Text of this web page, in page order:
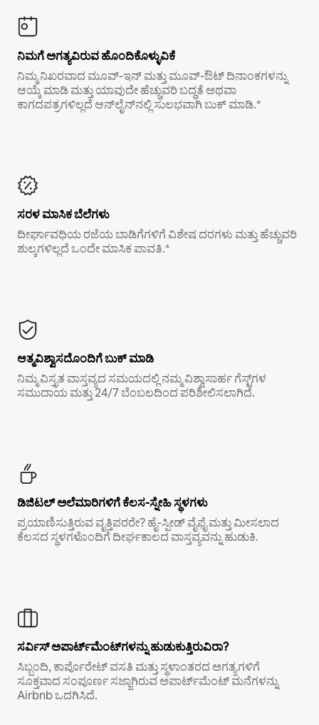
ನಿಮಗೆ ಅಗತ್ಯವಿರುವ ಹೊಂದಿಕೊಳ್ಳುವಿಕೆ
ನಿಮ್ಮ ನಿಖರವಾದ ಮೂವ್-ಇನ್ ಮತ್ತು ಮೂವ್-ಔಟ್ ದಿನಾಂಕಗಳನ್ನು
ಆಯ್ಕೆ ಮಾಡಿ ಮತ್ತು ಯಾವುದೇ ಹೆಚ್ಚುವರಿ ಬದ್ಧತೆ ಅಥವಾ
ಕಾಗದಪತ್ರಗಳಿಲ್ಲದೆ ಆನ್‌ಲೈನ್‌ನಲ್ಲಿ ಸುಲಭವಾಗಿ ಬುಕ್ ಮಾಡಿ.*
ಸರಳ ಮಾಸಿಕ ಬೆಲೆಗಳು
ದೀರ್ಘಾವಧಿಯ ರಜೆಯ ಬಾಡಿಗೆಗಳಿಗೆ ವಿಶೇಷ ದರಗಳು ಮತ್ತು ಹೆಚ್ಚುವರಿ
ಶುಲ್ಕಗಳಿಲ್ಲದೆ ಒಂದೇ ಮಾಸಿಕ ಪಾವತಿ.*
ಆತ್ಮವಿಶ್ವಾಸದೊಂದಿಗೆ ಬುಕ್ ಮಾಡಿ
ನಿಮ್ಮ ವಿಸ್ತೃತ ವಾಸ್ತವ್ಯದ ಸಮಯದಲ್ಲಿ ನಮ್ಮ ವಿಶ್ವಾಸಾರ್ಹ ಗೆಸ್ಟ್‌ಗಳ
ಸಮುದಾಯ ಮತ್ತು 24/7 ಬೆಂಬಲದಿಂದ ಪರಿಶೀಲಿಸಲಾಗಿದೆ.
ಡಿಜಿಟಲ್ ಅಲೆಮಾರಿಗಳಿಗೆ ಕೆಲಸ-ಸ್ನೇಹಿ ಸ್ಥಳಗಳು
ಪ್ರಯಾಣಿಸುತ್ತಿರುವ ವೃತ್ತಿಪರರೇ? ಹೈ-ಸ್ಪೀಡ್ ವೈಫೈ ಮತ್ತು ಮೀಸಲಾದ
ಕೆಲಸದ ಸ್ಥಳಗಳೊಂದಿಗೆ ದೀರ್ಘಕಾಲದ ವಾಸ್ತವ್ಯವನ್ನು ಹುಡುಕಿ.
ಸರ್ವಿಸ್ ಅಪಾರ್ಟ್‌ಮೆಂಟ್‌ಗಳನ್ನು ಹುಡುಕುತ್ತಿರುವಿರಾ?
ಸಿಬ್ಬಂದಿ, ಕಾರ್ಪೊರೇಟ್ ವಸತಿ ಮತ್ತು ಸ್ಥಳಾಂತರದ ಅಗತ್ಯಗಳಿಗೆ
ಸೂಕ್ತವಾದ ಸಂಪೂರ್ಣ ಸಜ್ಜಾಗಿರುವ ಅಪಾರ್ಟ್‌ಮೆಂಟ್ ಮನೆಗಳನ್ನು
Airbnb ಒದಗಿಸಿದೆ.